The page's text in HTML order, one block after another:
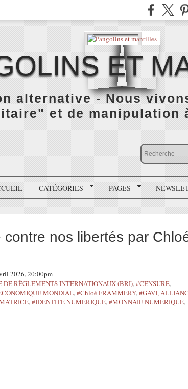
ET
alternative - Nous
et de manipulation
CATÉGORIES PAGES
nos libertés par
2026, 20:00pm
DE RÈGLEMENTS INTERNATIONAUX (BRI),#CENSURE,
MONDIAL,#Chloé FRAMMERY,#GAVI,
,#IDENTITÉ NUMÉRIQUE,#MONNAIE NUMÉRIQUE,